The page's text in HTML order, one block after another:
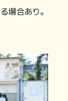
場合あり。